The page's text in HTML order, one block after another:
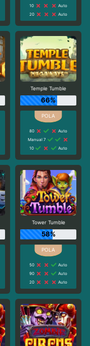
10
Auto
20
Auto
Temple Tumble
66%
80
Auto
Manual 7
10
Auto
Tower Tumble
58%
50
Auto
90
Auto
20
Auto